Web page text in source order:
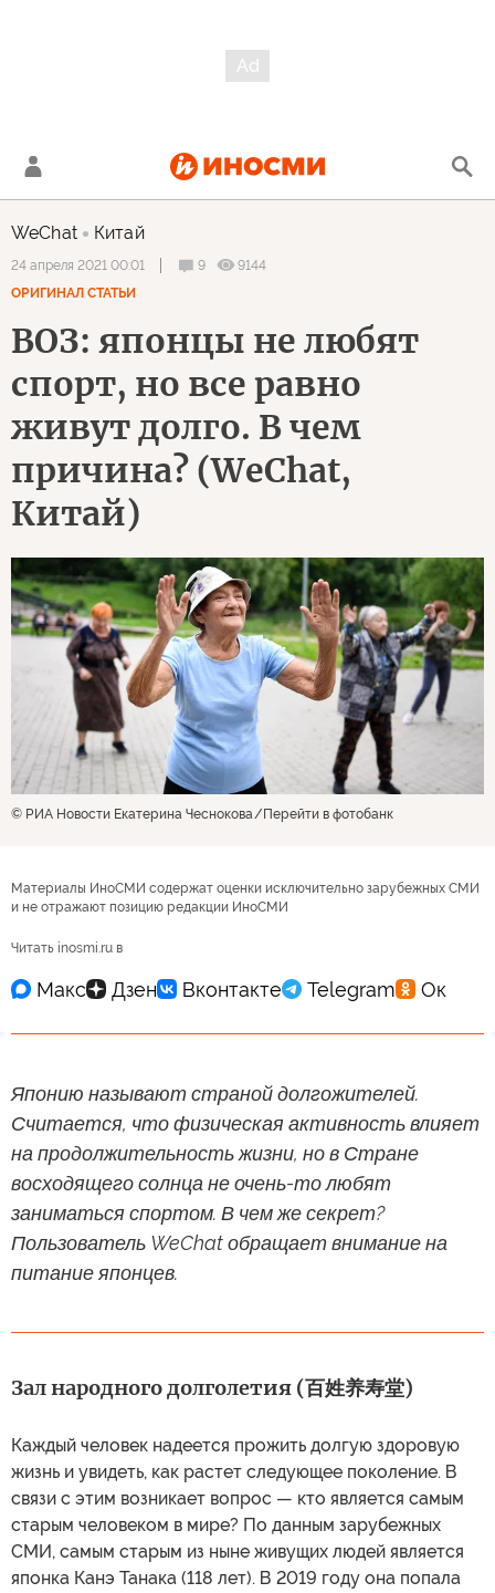
WeChat Китай
24 апреля 2021 00:01 9
9144
ОРИГИНАЛ СТАТЬИ
ВОЗ: японцы не любят
спорт, но все равно
живут долго. В чем
причина? (WeChat,
Китай)
© РИА Новости Екатерина Чеснокова Перейти в фотобанк
Материалы ИноСМИ содержат оценки исключительно зарубежных СМИ
и не отражают позицию редакции ИноСМИ
Читать inosmi.ru в
Японию называют страной долгожителей.
Считается, что физическая активность влияет
на продолжительность жизни, но в Стране
восходящего солнца не очень-то любят
заниматься спортом. В чем же секрет?
Пользователь WeChat обращает внимание на
питание японцев.
Зал народного долголетия (百姓养寿堂)
Каждый человек надеется прожить долгую здоровую
жизнь и увидеть, как растет следующее поколение. В
связи с этим возникает вопрос — кто является самым
старым человеком в мире? По данным зарубежных
СМИ, самым старым из ныне живущих людей является
японка Канэ Танака (118 лет). В 2019 году она попала